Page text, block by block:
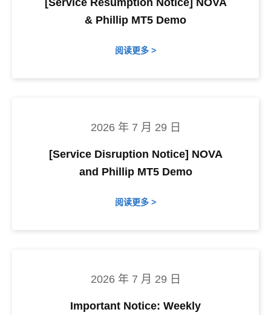
[Service Resumption Notice] NOVA
& Phillip MT5 Demo
阅读更多 >
2026 年 7 月 29 日
[Service Disruption Notice] NOVA
and Phillip MT5 Demo
阅读更多 >
2026 年 7 月 29 日
Important Notice: Weekly